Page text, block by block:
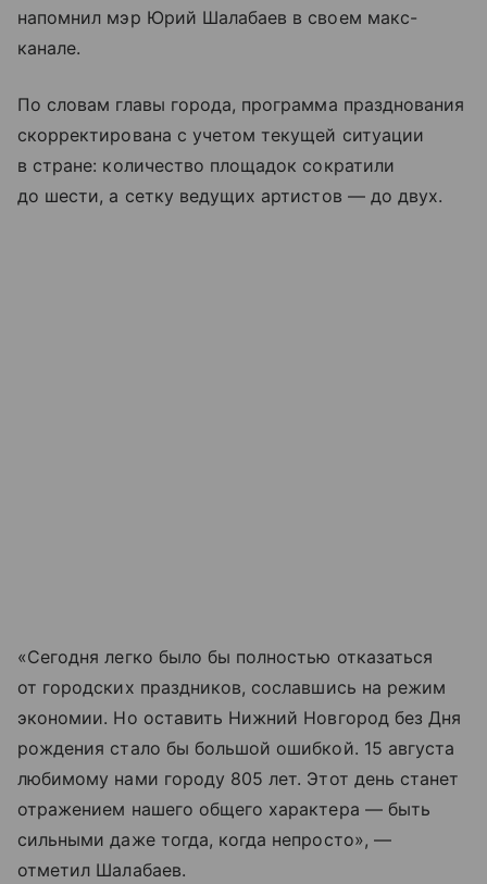
напомнил мэр Юрий Шалабаев в своем макс-
канале.
По словам главы города, программа празднования
скорректирована с учетом текущей ситуации
в стране: количество площадок сократили
до шести, а сетку ведущих артистов — до двух.
«Сегодня легко было бы полностью отказаться
от городских праздников, сославшись на режим
экономии. Но оставить Нижний Новгород без Дня
рождения стало бы большой ошибкой. 15 августа
любимому нами городу 805 лет. Этот день станет
отражением нашего общего характера — быть
сильными даже тогда, когда непросто», —
отметил Шалабаев.